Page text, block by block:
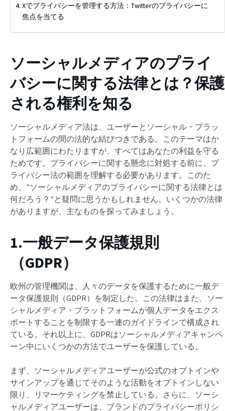
Xでプライバシーを管理する方法：Twitterのプライバシーに
焦点を当てる
ソーシャルメディアのプライ
バシーに関する法律とは？保護
される権利を知る
ソーシャルメディア法は、ユーザーとソーシャル・プラッ
トフォームの間の法的な結びつきである。このテーマはか
なり広範囲にわたりますが、すべてはあなたの利益を守る
ためです。プライバシーに関する懸念に対処する前に、プ
ライバシー法の範囲を理解する必要があります。このた
め、"ソーシャルメディアのプライバシーに関する法律とは
何だろう？"と疑問に思うかもしれません。いくつかの法律
がありますが、主なものを探ってみましょう。
1.一般データ保護規則
（GDPR）
欧州の管理機関は、人々のデータを保護するために一般デ
ータ保護規則（GDPR）を制定した。この法律はまた、ソー
シャルメディア・プラットフォームが個人データをエクス
ポートすることを制限する一連のガイドラインで構成され
ている。それ以上に、GDPRはソーシャルメディアキャンペ
ーン中にいくつかの方法でユーザーを保護している。
まず、ソーシャルメディアユーザーが公式のオプトインや
サインアップを通じてそのような活動をオプトインしない
限り、リマーケティングを禁止している。さらに、ソーシ
ャルメディアユーザーは、ブランドのプライバシーポリシ